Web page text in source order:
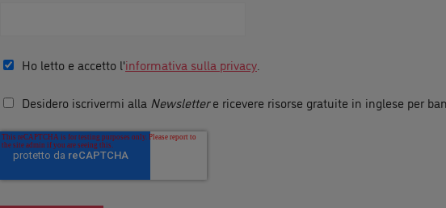
Ho letto e accetto l'informativa sulla privacy
Desidero iscrivermi alla Newslettere ricevere risorse gratuite in inglese per